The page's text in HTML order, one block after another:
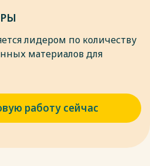
лидером по количеству
материалов для
работу сейчас